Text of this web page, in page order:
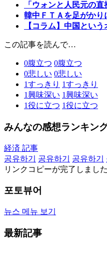
「ウォンと人民元の
韓中ＦＴＡを足がか
【コラム】中国とい
この記事を読んで…
0腹立つ 0腹立つ
0悲しい 0悲しい
1すっきり 1すっきり
1興味深い 1興味深い
1役に立つ 1役に立つ
みんなの感想ランキン
経済 記事
공유하기
공유하기 공유하기
リンクコピーが完了しました
포토뷰어
뉴스 메뉴 보기
最新記事